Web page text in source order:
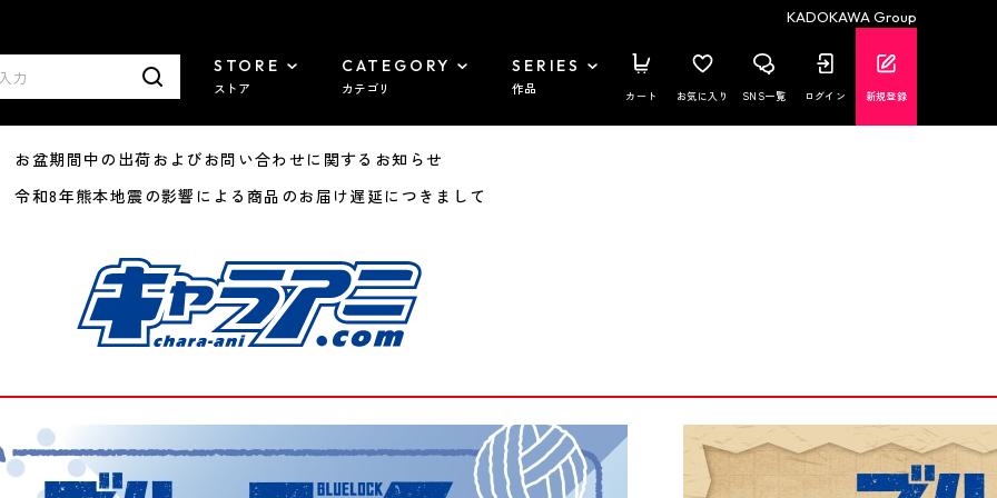
KADOKAWA Group
STORE
ストア
CATEGORY
カテゴリ
SERIES
作品 カート お気に入り SNS一覧 ログイン 新規登録
盆期間中の出荷およびお問い合わせに関するお知らせ
和8年熊本地震の影響による商品のお届け遅延につきまして